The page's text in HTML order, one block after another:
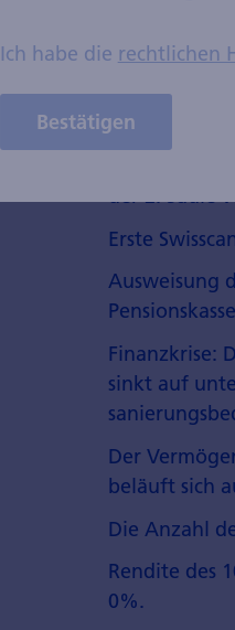
Schaffung
der 2. Säule.
der 2. Säule
Erste
Ausweisung
Finanzkrise:
sinkt auf
Der
beläuft sich
Die Anzahl
Rendite des
0%.
Ich habe die rechtlichen
Bestätigen